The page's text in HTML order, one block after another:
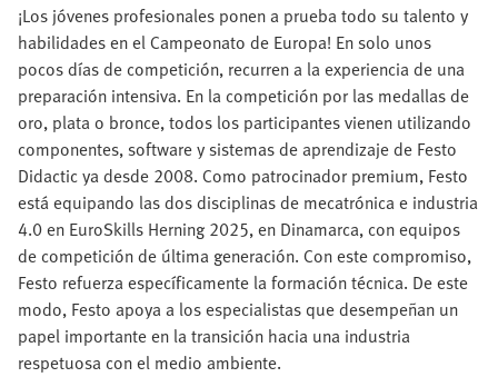
¡Los jóvenes profesionales ponen a prueba todo su talento y
habilidades en el Campeonato de Europa! En solo unos
pocos días de competición, recurren a la experiencia de una
preparación intensiva. En la competición por las medallas de
oro, plata o bronce, todos los participantes vienen utilizando
componentes, software y sistemas de aprendizaje de Festo
Didactic ya desde 2008. Como patrocinador premium, Festo
está equipando las dos disciplinas de mecatrónica e industria
4.0 en EuroSkills Herning 2025, en Dinamarca, con equipos
de competición de última generación. Con este compromiso,
Festo refuerza específicamente la formación técnica. De este
modo, Festo apoya a los especialistas que desempeñan un
papel importante en la transición hacia una industria
respetuosa con el medio ambiente.